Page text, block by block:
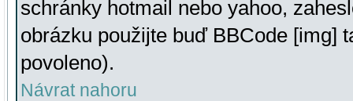
schránky hotmail nebo yahoo,
obrázku použijte buď BBCode [img]
povoleno).
Návrat nahoru